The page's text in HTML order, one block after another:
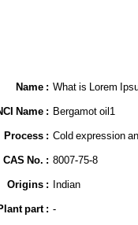
Name​ : What is Lorem
Name : Bergamot oil1
Process : Cold expression
CAS No. : 8007-75-8
Origins : Indian
part : -